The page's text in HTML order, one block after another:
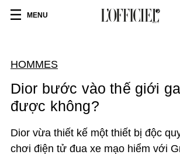
MENU
HOMMES
Dior bước vào thế giới
được không?
Dior vừa thiết kế một thiết bị độc
chơi điện tử đua xe mạo hiểm với